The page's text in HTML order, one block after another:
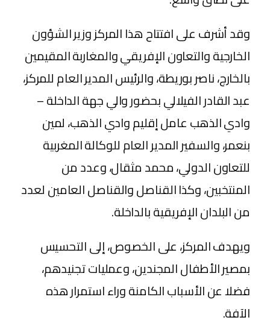
وقد أشرف على افتتاح هذا المركز وزير الشؤون
الخارجية والتعاون الإفريقي والمغاربة المقيمين
بالخارج، ناصر بوريطة، والرئيس المدير العام للمركز،
عبد القادر الفيلالي بحضور والي جهة الداخلة –
وادي الذهب عامل إقليم وادي الذهب، لمين
بنعمر، والسفير المدير العام للوكالة المغربية
للتعاون الدولي، محمد مثقال، وعدد من
المنتخبين، وكذا القناصل والقناصل العامين لعدد
من البلدان الإفريقية بالداخلة.
ويهدف المركز، على الخصوص، إلى التحسيس
بمصير الأطفال المجندين، وعمليات تجنيدهم،
فضلا عن الأسباب الكامنة وراء استمرار هذه
الآفة.